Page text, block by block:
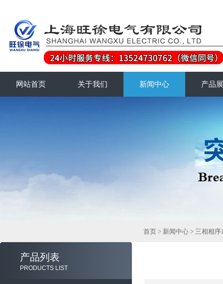
网站首页 关于我们 新闻中心 产品
产品列表
PRODUCTS LIST
首页 > 新闻中心 > 三相相